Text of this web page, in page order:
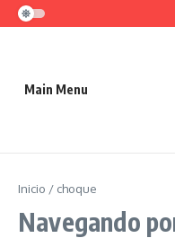
Saltar al contenido
Main Menu
Inicio / choque
Navegando